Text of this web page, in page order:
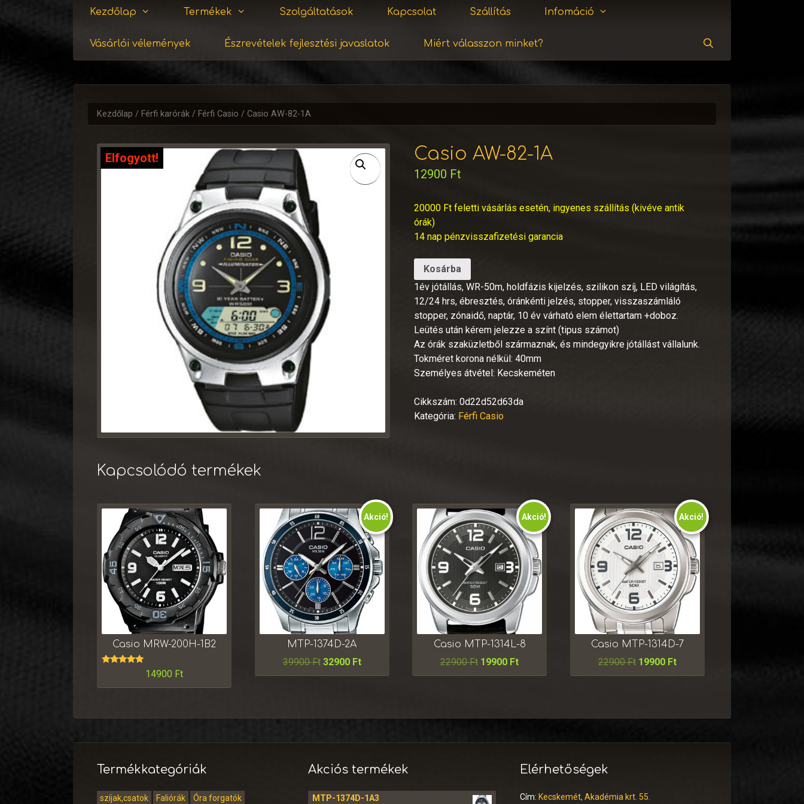
Kezdőlap Termékek Szolgáltatások Kapcsolat Szállítás Infomáció
Vásárlói vélemények Észrevételek fejlesztési javaslatok Miért válasszon minket?
Kezdőlap / Férfi karórák / Férfi Casio / Casio AW-82-1A
Elfogyott! Casio AW-82-1A
12900 Ft
20000 Ft feletti vásárlás esetén, ingyenes szállítás (kivéve antik
órák)
14 nap pénzvisszafizetési garancia
Kosárba
1év jótállás, WR-50m, holdfázis kijelzés, szilikon szíj, LED világítás,
12/24 hrs, ébresztés, óránkénti jelzés, stopper, visszaszámláló
stopper, zónaidő, naptár, 10 év várható elem élettartam +doboz.
Leütés után kérem jelezze a színt (tipus számot)
Az órák szaküzletből származnak, és mindegyikre jótállást vállalunk.
Tokméret korona nélkül: 40mm
Személyes átvétel: Kecskeméten
Cikkszám:0d22d52d63da
Kategória: Férfi Casio
Kapcsolódó termékek
Casio MRW-200H-1B2
/ 5
14900 Ft
Akció!
MTP-1374D-2A
39900Ft 32900 Ft
Akció!
Casio MTP-1314L-8
22900Ft 19900 Ft
Akció!
Casio MTP-1314D-7
22900Ft 19900 Ft
Termékkategóriák
szíjak,csatok Faliórák Óra forgatók
Akciós termékek
MTP-1374D-1A3
Elérhetőségek
Cím: Kecskemét, Akadémia krt. 55.